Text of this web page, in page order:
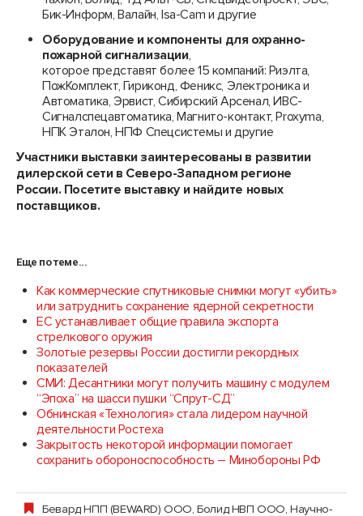
Бик-Информ, Валайн, Isa-Cam и другие
Оборудование и компоненты для охранно-
пожарной сигнализации,
которое представят более 15 компаний: Риэлта,
ПожКомплект, Гириконд, Феникс, Электроника и
Автоматика, Эрвист, Сибирский Арсенал, ИВС-
Сигналспецавтоматика, Магнито-контакт, Proxyma,
НПК Эталон, НПФ Спецсистемы и другие
Участники выставки заинтересованы в развитии
дилерской сети в Северо-Западном регионе
России. Посетите выставку и найдите новых
поставщиков.
Еще по теме...
Как коммерческие спутниковые снимки могут «убить»
или затруднить сохранение ядерной секретности
ЕС устанавливает общие правила экспорта
стрелкового оружия
Золотые резервы России достигли рекордных
показателей
СМИ: Десантники могут получить машину с модулем
“Эпоха” на шасси пушки “Спрут-СД”
Обнинская «Технология» стала лидером научной
деятельности Ростеха
Закрытость некоторой информации помогает
сохранить обороноспособность – Минобороны РФ
Бeвард НПП (BEWARD) ООО,Болид НВП ООО, Научно-